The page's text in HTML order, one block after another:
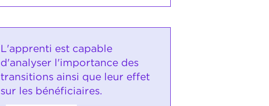
L'apprenti est capable
d'analyser l'importance des
transitions ainsi que leur effet
sur les bénéficiaires.